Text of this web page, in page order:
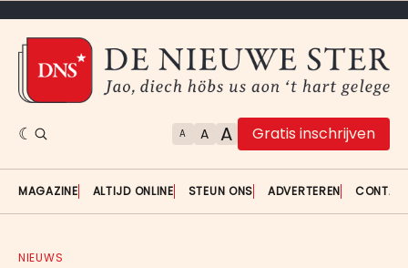
A A A Gratis inschrijven
MAGAZINE ALTIJD ONLINE STEUN ONS ADVERTEREN
NIEUWS